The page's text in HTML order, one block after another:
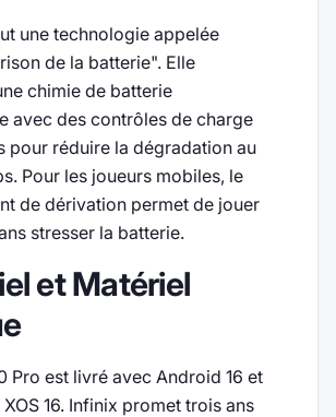
une technologie appelée
de la batterie". Elle
chimie de batterie
avec des contrôles de charge
pour réduire la dégradation au
Pour les joueurs mobiles, le
de dérivation permet de jouer
stresser la batterie.
et Matériel
Pro est livré avec Android 16 et
16. Infinix promet trois ans